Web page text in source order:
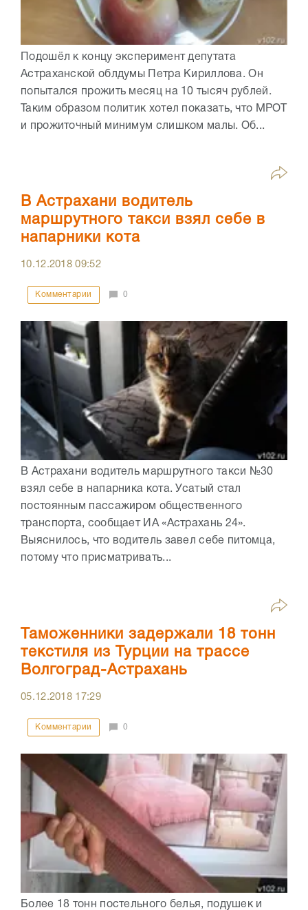
Подошёл к концу эксперимент депутата
Астраханской облдумы Петра Кириллова. Он
попытался прожить месяц на 10 тысяч рублей.
Таким образом политик хотел показать, что МРОТ
и прожиточный минимум слишком малы. Об...
В Астрахани водитель
маршрутного такси взял себе в
напарники кота
10.12.201809:52
Комментарии 0
В Астрахани водитель маршрутного такси №30
взял себе в напарника кота. Усатый стал
постоянным пассажиром общественного
транспорта, сообщает ИА «Астрахань 24».
Выяснилось, что водитель завел себе питомца,
потому что присматривать...
Таможенники задержали 18 тонн
текстиля из Турции на трассе
Волгоград-Астрахань
05.12.2018 17:29
Комментарии 0
Более 18 тонн постельного белья, подушек и